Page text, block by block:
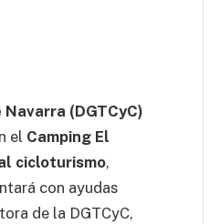
(DGTCyC)
el Camping El
cicloturismo,
con ayudas
de la DGTCyC,